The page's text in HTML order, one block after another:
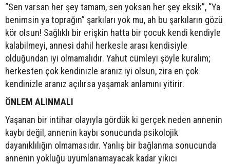
“Sen varsan her şey tamam, sen yoksan her şey eksik”, “Ya
benimsin ya toprağın” şarkıları yok mu, ah bu şarkıların gözü
kör olsun! Sağlıklı bir erişkin hatta bir çocuk kendi kendiyle
kalabilmeyi, annesi dahil herkesle arası kendisiyle
olduğundan iyi olmamalıdır. Yahut cümleyi şöyle kuralım;
herkesten çok kendinizle aranız iyi olsun, zira en çok
kendinizle aranız açılırsa yaşamak anlamını yitirir.
ÖNLEM ALINMALI
Yaşanan bir intihar olayıyla gördük ki gerçek neden annenin
kaybı değil, annenin kaybı sonucunda psikolojik
dayanıklılığın olmamasıdır. Yanlış bir bağlanma sonucunda
annenin yokluğu uyumlanamayacak kadar yıkıcı